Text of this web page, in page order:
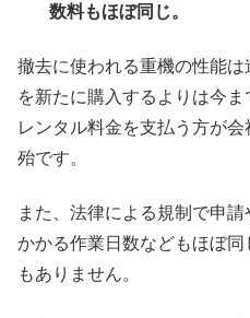
数料もほぼ同じ。
撤去に使われる重機の性能
を新たに購入するよりは今
レンタル料金を支払う方が
殆です。
また、法律による規制で申
かかる作業日数などもほぼ
もありません。